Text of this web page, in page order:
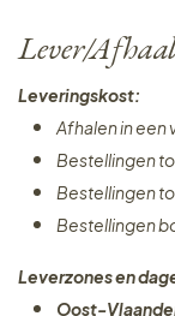
Lever/
Leveringskost:
Afhalen in een
Bestellingen
Bestellingen
Bestellingen
Leverzones en
Oost-